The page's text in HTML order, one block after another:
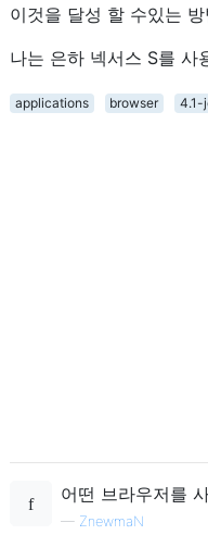
이것을 달성 할 수있는
나는 은하 넥서스 S를 사
applications browser 4.1-
어떤 브라우저를
— ZnewmaN